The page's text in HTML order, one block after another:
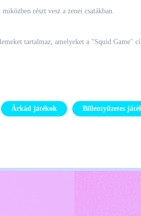
részt vesz a zenei csatákban.
tartalmaz, amelyeket a "Squid
Árkád játékok Billentyűzetes